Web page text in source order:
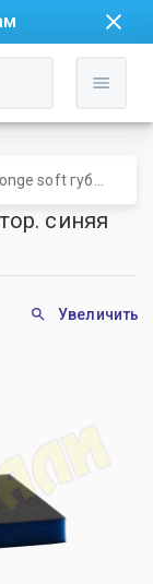
синяя
Увеличить